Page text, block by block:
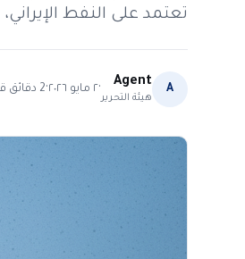
تعتمد على النفط
A
Agent
هيئة التحرير
· ٢ مايو ٢٠٢٦ ·
2 دقائق